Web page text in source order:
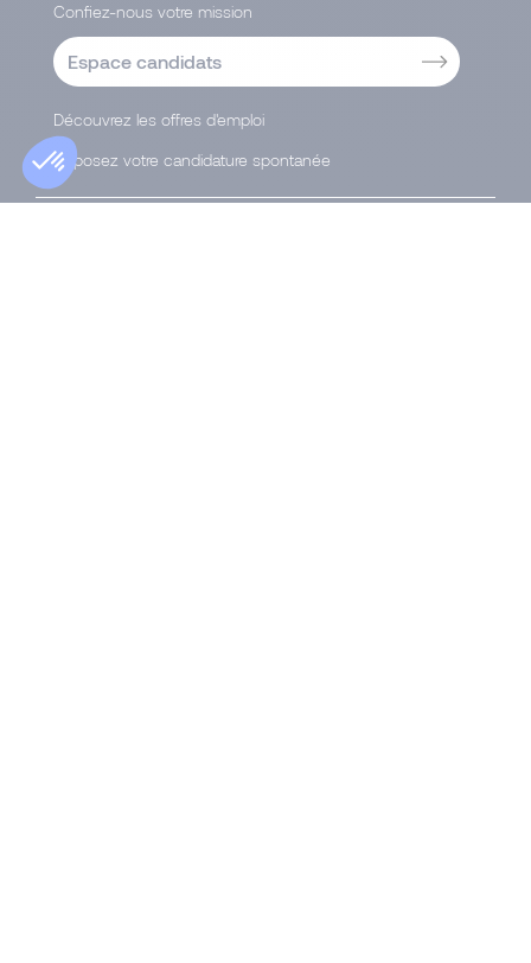
Confiez-nous votre mission
Espace candidats
Découvrez les offres d'emploi
Déposez votre candidature spontanée